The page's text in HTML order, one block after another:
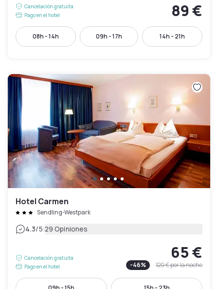
Cancelación gratuita
Pago en el hotel
89 €
08h - 14h 09h - 17h 14h - 21h
Hotel Carmen
Sendling-Westpark
4.3/5|29 Opiniones
Cancelación gratuita
Pago en el hotel
65 €
-46% 120 €por la noche